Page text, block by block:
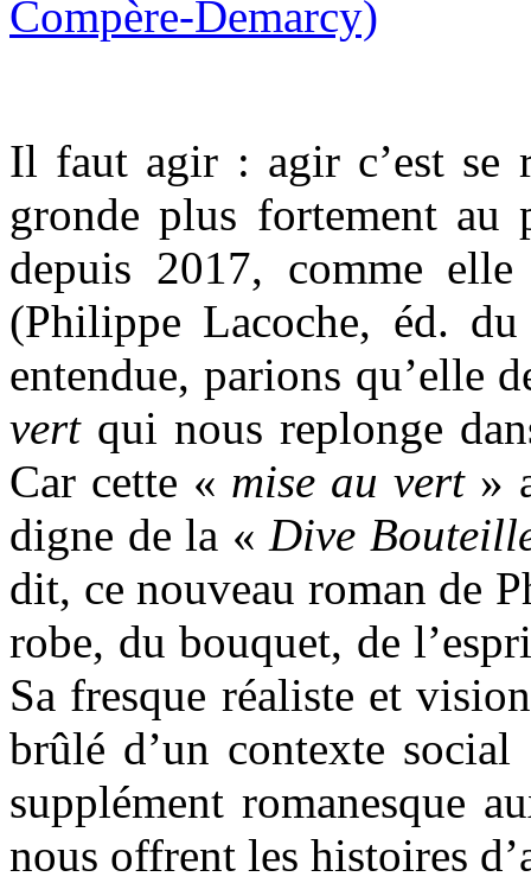
Il faut agir : agir c’est se
gronde plus fortement au
depuis 2017, comme
(Philippe Lacoche, éd.
entendue, parions qu’elle
vertqui nous replonge
Car cette « mise au vert»
digne de la «Dive
dit, ce nouveau roman de
robe, du bouquet, de
Sa fresque réaliste et
brûlé d’un contexte
supplément romanesque
nous offrent les histoires